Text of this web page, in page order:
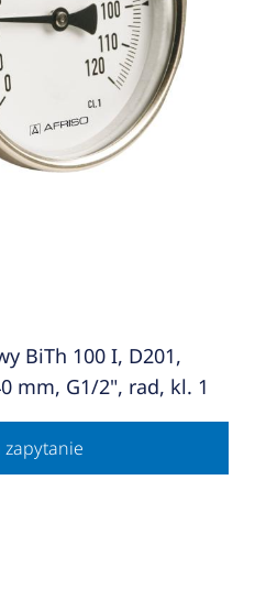
BiTh 100 I, D201,
mm, G1/2", rad, kl. 1
zapytanie